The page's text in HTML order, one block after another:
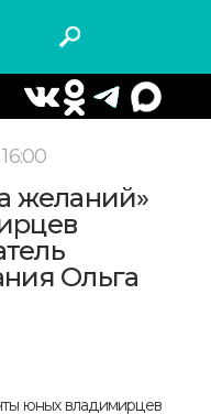
16:00
желаний»
Ольга